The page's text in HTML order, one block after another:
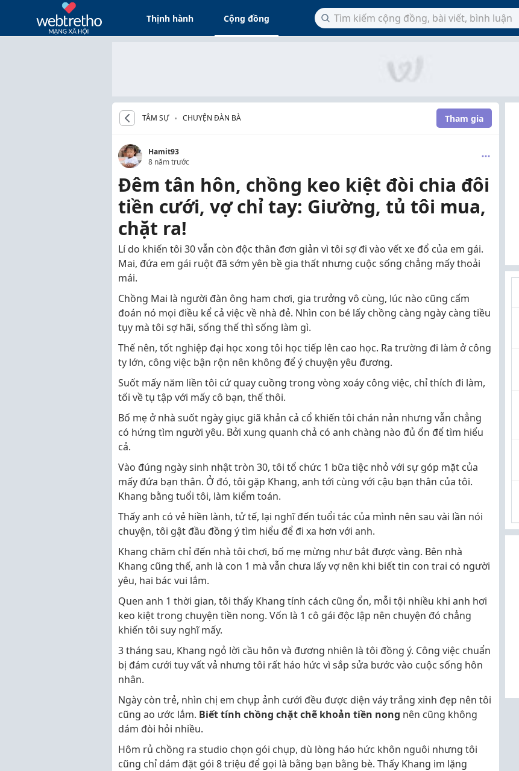
Thịnh hành Cộng đồng
TÂM SỰ CHUYỆN ĐÀN BÀ Tham gia
Hamit93
8 năm trước
Đêm tân hôn, chồng keo kiệt đòi chia đôi
tiền cưới, vợ chỉ tay: Giường, tủ tôi mua,
chặt ra!
Lí do khiến tôi 30 vẫn còn độc thân đơn giản vì tôi sợ đi vào vết xe đổ của em gái.
Mai, đứa em gái ruột đã sớm yên bề gia thất nhưng cuộc sống chẳng mấy thoải
mái.
Chồng Mai là người đàn ông ham chơi, gia trưởng vô cùng, lúc nào cũng cấm
đoán nó mọi điều kể cả việc về nhà đẻ. Nhìn con bé lấy chồng càng ngày càng tiều
tụy mà tôi sợ hãi, sống thế thì sống làm gì.
Thế nên, tốt nghiệp đại học xong tôi học tiếp lên cao học. Ra trường đi làm ở công
ty lớn, công việc bận rộn nên không để ý chuyện yêu đương.
Suốt mấy năm liền tôi cứ quay cuồng trong vòng xoáy công việc, chỉ thích đi làm,
tối về tụ tập với mấy cô bạn, thế thôi.
Bố mẹ ở nhà suốt ngày giục giã khản cả cổ khiến tôi chán nản nhưng vẫn chẳng
có hứng tìm người yêu. Bởi xung quanh chả có anh chàng nào đủ ổn để tìm hiểu
cả.
Vào đúng ngày sinh nhật tròn 30, tôi tổ chức 1 bữa tiệc nhỏ với sự góp mặt của
mấy đứa bạn thân. Ở đó, tôi gặp Khang, anh tới cùng với cậu bạn thân của tôi.
Khang bằng tuổi tôi, làm kiểm toán.
Thấy anh có vẻ hiền lành, tử tế, lại nghĩ đến tuổi tác của mình nên sau vài lần nói
chuyện, tôi gật đầu đồng ý tìm hiểu để đi xa hơn với anh.
Khang chăm chỉ đến nhà tôi chơi, bố mẹ mừng như bắt được vàng. Bên nhà
Khang cũng thế, anh là con 1 mà vẫn chưa lấy vợ nên khi biết tin con trai có người
yêu, hai bác vui lắm.
Quen anh 1 thời gian, tôi thấy Khang tính cách cũng ổn, mỗi tội nhiều khi anh hơi
keo kiệt trong chuyện tiền nong. Vốn là 1 cô gái độc lập nên chuyện đó chẳng
khiến tôi suy nghĩ mấy.
3 tháng sau, Khang ngỏ lời cầu hôn và đương nhiên là tôi đồng ý. Công việc chuẩn
bị đám cưới tuy vất vả nhưng tôi rất háo hức vì sắp sửa bước vào cuộc sống hôn
nhân.
Ngày còn trẻ, nhìn chị em chụp ảnh cưới đều được diện váy trắng xinh đẹp nên tôi
cũng ao ước lắm. Biết tính chồng chặt chẽ khoản tiền nong nên cũng không
dám đòi hỏi nhiều.
Hôm rủ chồng ra studio chọn gói chụp, dù lòng háo hức khôn nguôi nhưng tôi
cũng chỉ dám đặt gói 8 triệu để gọi là bằng bạn bằng bè. Thấy Khang im lặng